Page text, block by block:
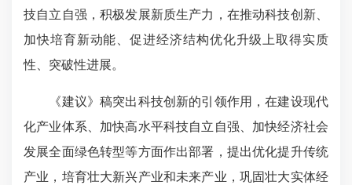
技自立自强，积极发展新质生产力，在推动科技创新、
加快培育新动能、促进经济结构优化升级上取得实质
性、突破性进展。
《建议》稿突出科技创新的引领作用，在建设现代
化产业体系、加快高水平科技自立自强、加快经济社会
发展全面绿色转型等方面作出部署，提出优化提升传统
产业，培育壮大新兴产业和未来产业，巩固壮大实体经